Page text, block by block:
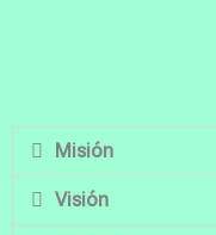
Misión
Visión